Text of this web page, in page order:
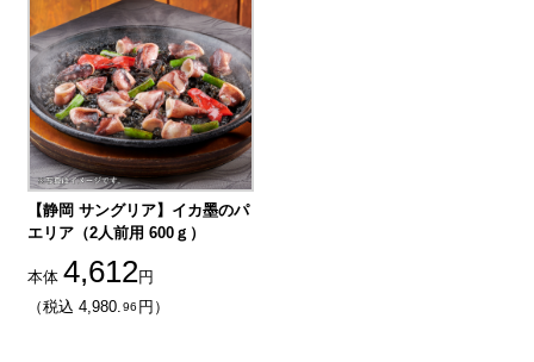
【静岡 サングリア】イカ墨のパ
エリア（2人前用 600ｇ）
本体 4,612円
（税込 4,980. 96 円）